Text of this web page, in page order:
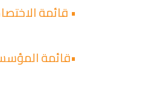
• قائمة
•قائمة